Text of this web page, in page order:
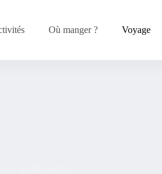
Où manger ? Voyage